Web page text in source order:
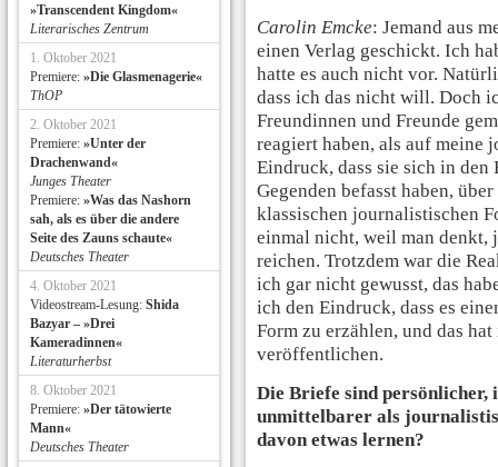
Carolin Emcke: Jemand aus
einen Verlag geschickt. Ich
hatte es auch nicht vor.
dass ich das nicht will. Doch
Freundinnen und Freunde
reagiert haben, als auf meine
Eindruck, dass sie sich in
Gegenden befasst haben,
klassischen journalistischen
einmal nicht, weil man denkt,
reichen. Trotzdem war die
ich gar nicht gewusst, das
ich den Eindruck, dass es
Form zu erzählen, und das
veröffentlichen.
Die Briefe sind persönlicher,
unmittelbarer als
davon etwas lernen?
»Transcendent Kingdom«
Literarisches Zentrum
1. Oktober 2021
Premiere: »Die Glasmenagerie«
ThOP
2. Oktober 2021
Premiere: »Unter der
Drachenwand«
Junges Theater
Premiere: »Was das Nashorn
sah, als es über die andere
Seite des Zauns schaute«
Deutsches Theater
4. Oktober 2021
Videostream-Lesung: Shida
Bazyar – »Drei
Kameradinnen«
Literaturherbst
8. Oktober 2021
Premiere: »Der tätowierte
Mann«
Deutsches Theater